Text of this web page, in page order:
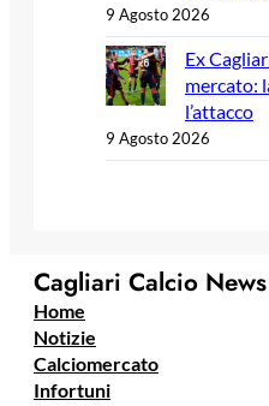
9 Agosto 2026
Ex
mercato:
l’attacco
9 Agosto 2026
Cagliari Calcio News
Home
Notizie
Calciomercato
Infortuni